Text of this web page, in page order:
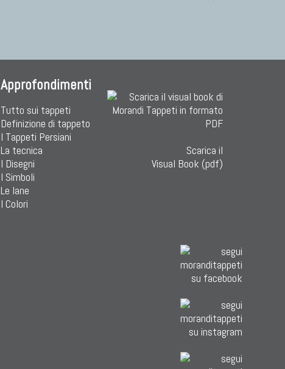
Approfondimenti
Tutto sui tappeti
Definizione di tappeto
I Tappeti Persiani
La tecnica
I Disegni
I Simboli
Le lane
I Colori
Scarica il
Visual Book (pdf)